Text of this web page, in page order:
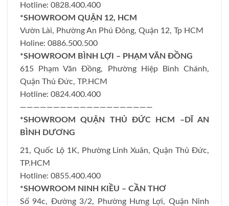
Hotline: 0828.400.400
*SHOWROOM QUẬN 12, HCM
Vườn Lài, Phường An Phú Đông, Quận 12, Tp HCM
Holine: 0886.500.500
*SHOWROOM BÌNH LỢI – PHẠM VĂN ĐỒNG
615 Phạm Văn Đồng, Phường Hiệp Bình Chánh,
Quận Thủ Đức, TP.HCM
Hotline: 0824.400.400
————————————————————
*SHOWROOM QUẬN THỦ ĐỨC HCM –DĨ AN
BÌNH DƯƠNG
21, Quốc Lộ 1K, Phường Linh Xuân, Quận Thủ Đức,
TP.HCM
Hotline: 0855.400.400
*SHOWROOM NINH KIỀU – CẦN THƠ
Số 94c, Đường 3/2, Phường Hưng Lợi, Quận Ninh